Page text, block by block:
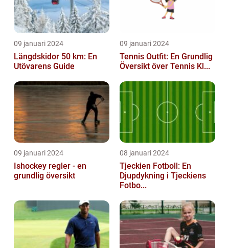
09 januari 2024
Längdskidor 50 km: En
Utövarens Guide
09 januari 2024
Tennis Outfit: En Grundlig
Översikt över Tennis Kl...
09 januari 2024
Ishockey regler - en
grundlig översikt
08 januari 2024
Tjeckien Fotboll: En
Djupdykning i Tjeckiens
Fotbo...